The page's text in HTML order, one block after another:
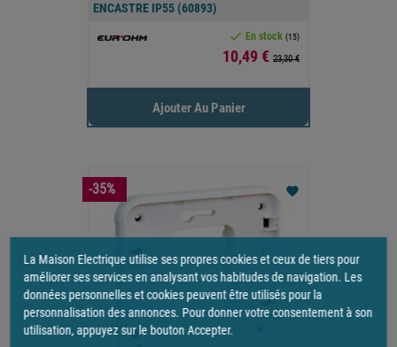
ENCASTRE IP55 (60893)
 En stock (15)
Prix
10,49 € 23,30 €
Ajouter Au Panier
favorite
-35%
La Maison Electrique utilise ses propres cookies et ceux de tiers pour
améliorer ses services en analysant vos habitudes de navigation. Les
données personnelles et cookies peuvent être utilisés pour la
personnalisation des annonces. Pour donner votre consentement à son
utilisation, appuyez sur le bouton Accepter.